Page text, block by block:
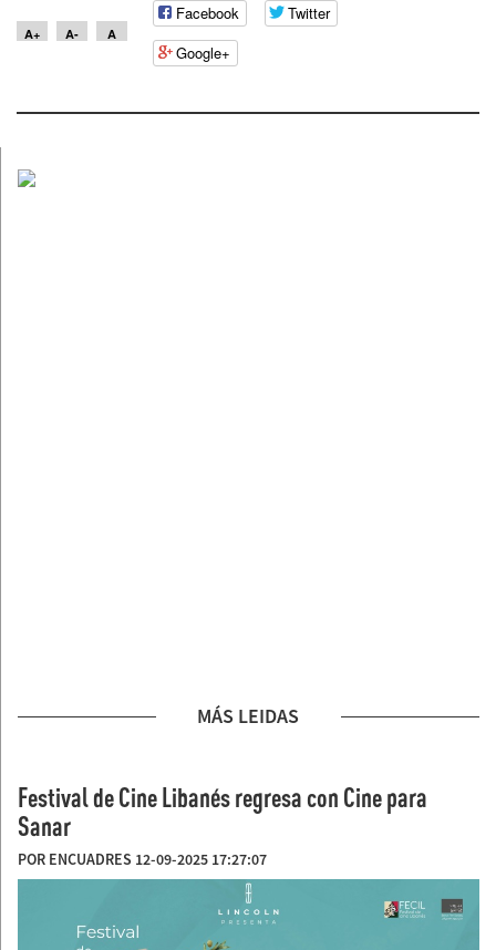
A+ A- A
Facebook
Twitter
Google+
MÁS LEIDAS
Festival de Cine Libanés regresa con Cine para
Sanar
POR ENCUADRES 12-09-2025 17:27:07